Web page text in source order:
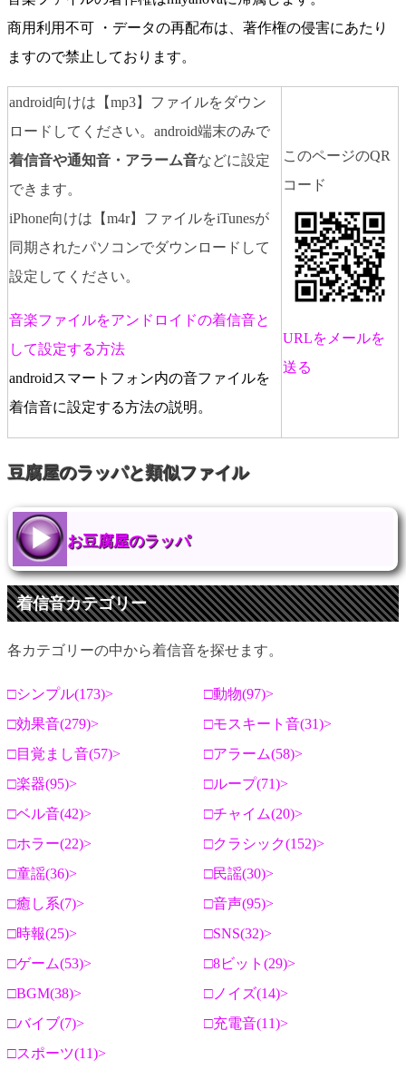
商用利用不可 ・データの再配布は、著作権の侵害にあたり
ますので禁止しております。
android向けは【mp3】ファイルをダウン
ロードしてください。android端末のみで
着信音や通知音・アラーム音などに設定
できます。
iPhone向けは【m4r】ファイルをiTunesが
同期されたパソコンでダウンロードして
設定してください。
音楽ファイルをアンドロイドの着信音と
して設定する方法
androidスマートフォン内の音ファイルを
着信音に設定する方法の説明。
このページのQR
コード
URLをメールを
送る
豆腐屋のラッパと類似ファイル
お豆腐屋のラッパ
着信音カテゴリー
各カテゴリーの中から着信音を探せます。
シンプル(173)
動物(97)
効果音(279)
モスキート音(31)
目覚まし音(57)
アラーム(58)
楽器(95)
ループ(71)
ベル音(42)
チャイム(20)
ホラー(22)
クラシック(152)
童謡(36)
民謡(30)
癒し系(7)
音声(95)
時報(25)
SNS(32)
ゲーム(53)
8ビット(29)
BGM(38)
ノイズ(14)
バイブ(7)
充電音(11)
スポーツ(11)